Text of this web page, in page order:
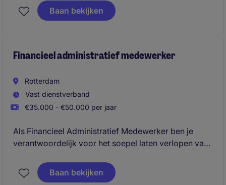
jouw nauwkeurigheid en organisatorisch talent zorg
je voor een soepel verloop van de crediteuren- en
Baan bekijken
Financieel administratief medewerker
Rotterdam
Vast dienstverband
€35.000 - €50.000 per jaar
Als Financieel Administratief Medewerker ben je
verantwoordelijk voor het soepel laten verlopen van
en organisatietalent draag je bij aan het succes van
de afdeling Accounting & Finance.
Baan bekijken